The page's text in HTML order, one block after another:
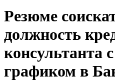
Резюме
должность
консультанта
графиком в